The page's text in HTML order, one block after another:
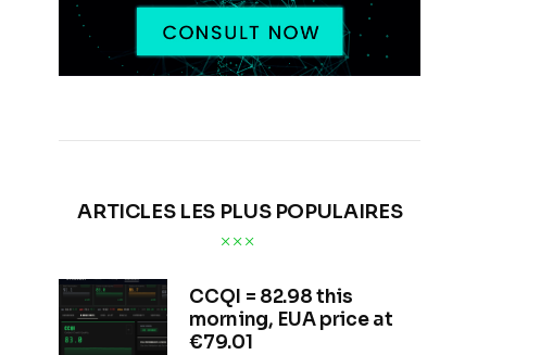
ARTICLES LES PLUS POPULAIRES
CCQI = 82.98 this
morning, EUA price at
€79.01